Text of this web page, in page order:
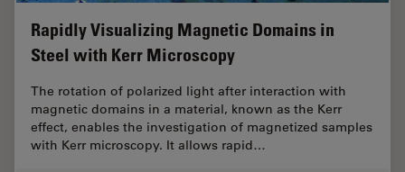
Rapidly Visualizing Magnetic Domains in
Steel with Kerr Microscopy
The rotation of polarized light after interaction with
magnetic domains in a material, known as the Kerr
effect, enables the investigation of magnetized samples
with Kerr microscopy. It allows rapid…